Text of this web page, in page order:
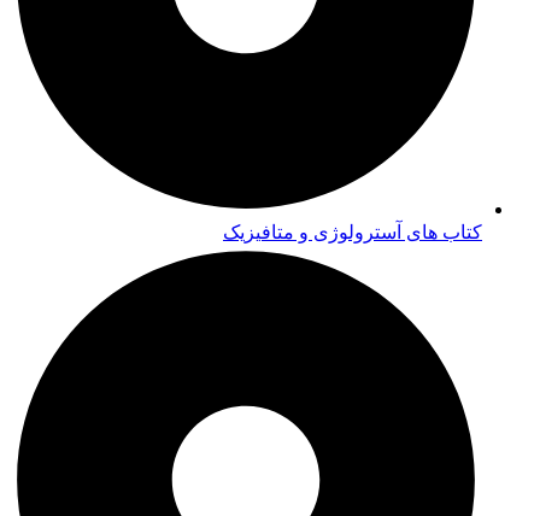
کتاب های آسترولوژی و متافیزیک